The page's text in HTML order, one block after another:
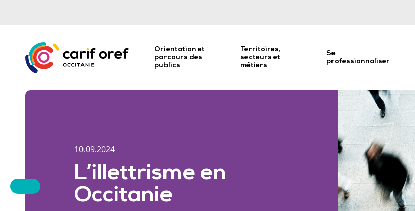
Orientation et
parcours des
publics
Territoires,
secteurs et
métiers
Se
professionnaliser
10.09.2024
L’illettrisme en
Occitanie